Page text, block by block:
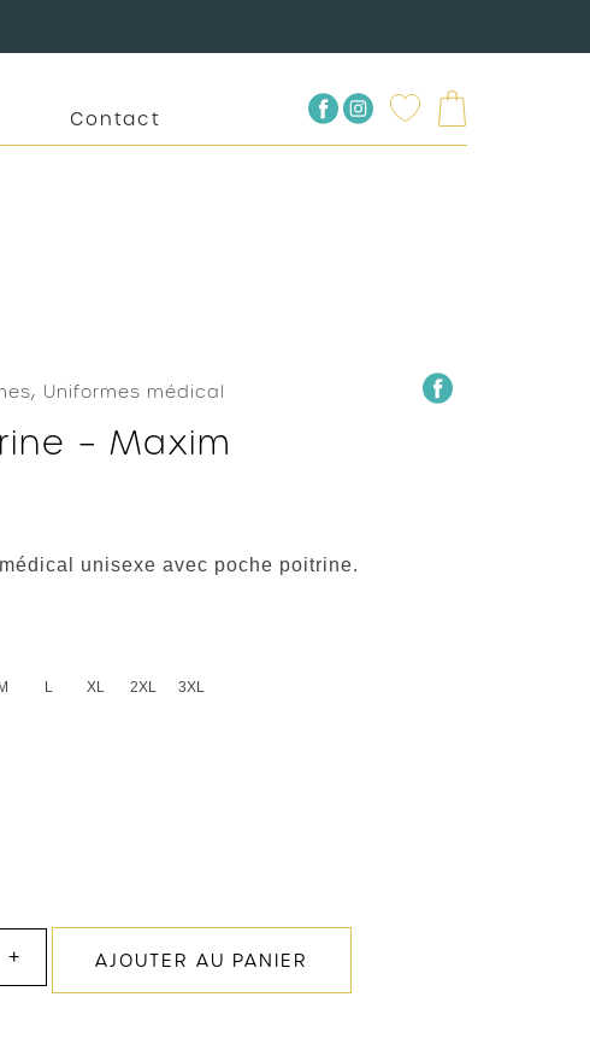
Contact
, Uniformes médical
– Maxim
unisexe avec poche poitrine.
M L XL 2XL 3XL
+ AJOUTER AU PANIER